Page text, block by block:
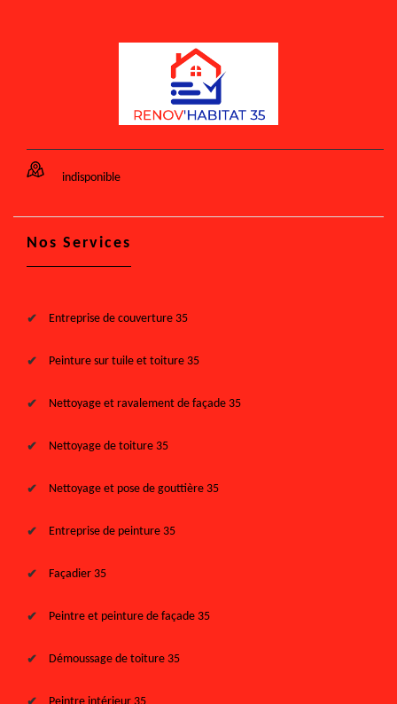
indisponible
Nos Services
Entreprise de couverture 35
Peinture sur tuile et toiture 35
Nettoyage et ravalement de façade 35
Nettoyage de toiture 35
Nettoyage et pose de gouttière 35
Entreprise de peinture 35
Façadier 35
Peintre et peinture de façade 35
Démoussage de toiture 35